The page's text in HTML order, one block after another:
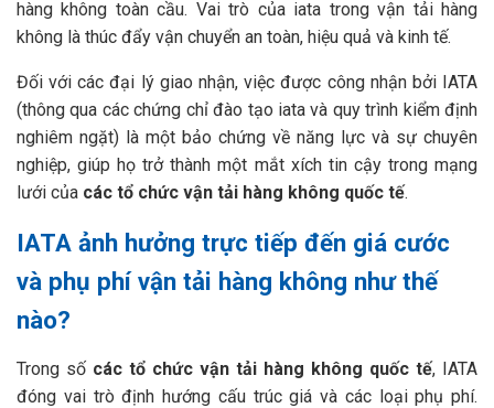
hàng không toàn cầu. Vai trò của iata trong vận tải hàng
không là thúc đẩy vận chuyển an toàn, hiệu quả và kinh tế.
Đối với các đại lý giao nhận, việc được công nhận bởi IATA
(thông qua các chứng chỉ đào tạo iata và quy trình kiểm định
nghiêm ngặt) là một bảo chứng về năng lực và sự chuyên
nghiệp, giúp họ trở thành một mắt xích tin cậy trong mạng
lưới của các tổ chức vận tải hàng không quốc tế.
IATA ảnh hưởng trực tiếp đến giá cước
và phụ phí vận tải hàng không như thế
nào?
Trong số các tổ chức vận tải hàng không quốc tế, IATA
đóng vai trò định hướng cấu trúc giá và các loại phụ phí.